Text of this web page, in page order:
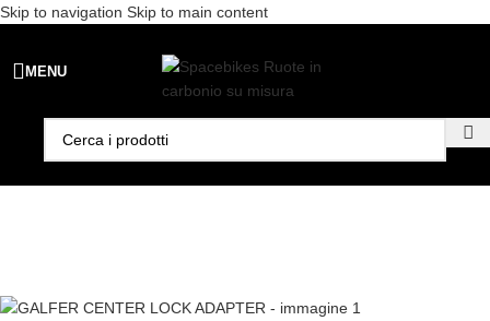
Skip to navigation Skip to main content
Spedizione gratuita per ordini superiori a €99 - 📣 Paga con PayPal in
3 rate senza interessi,
MENU